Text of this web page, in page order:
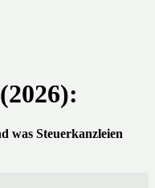
was Steuerkanzleien